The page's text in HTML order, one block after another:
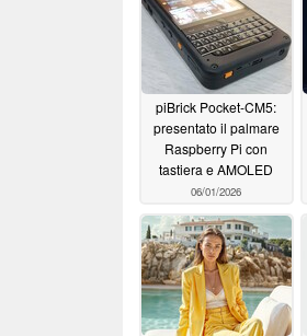
piBrick Pocket-CM5:
presentato il palmare
Raspberry Pi con
tastiera e AMOLED
06/01/2026